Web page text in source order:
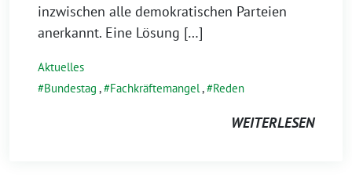
inzwischen alle demokratischen Parteien
anerkannt. Eine Lösung […]
Aktuelles
Bundestag , Fachkräftemangel , Reden
WEITERLESEN